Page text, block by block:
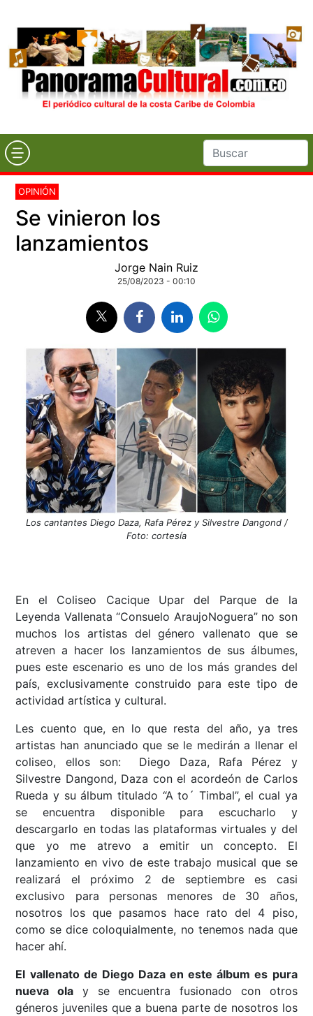
OPINIÓN
Se vinieron los
lanzamientos
Jorge Nain Ruiz
25/08/2023 - 00:10
Los cantantes Diego Daza, Rafa Pérez y Silvestre Dangond /
Foto: cortesía
En el Coliseo Cacique Upar del Parque de la
Leyenda Vallenata “Consuelo AraujoNoguera” no son
muchos los artistas del género vallenato que se
atreven a hacer los lanzamientos de sus álbumes,
pues este escenario es uno de los más grandes del
país, exclusivamente construido para este tipo de
actividad artística y cultural.
Les cuento que, en lo que resta del año, ya tres
artistas han anunciado que se le medirán a llenar el
coliseo, ellos son: Diego Daza, Rafa Pérez y
Silvestre Dangond, Daza con el acordeón de Carlos
Rueda y su álbum titulado “A to´ Timbal”, el cual ya
se encuentra disponible para escucharlo y
descargarlo en todas las plataformas virtuales y del
que yo me atrevo a emitir un concepto. El
lanzamiento en vivo de este trabajo musical que se
realizará el próximo 2 de septiembre es casi
exclusivo para personas menores de 30 años,
nosotros los que pasamos hace rato del 4 piso,
como se dice coloquialmente, no tenemos nada que
hacer ahí.
El vallenato de Diego Daza en este álbum es pura
nueva ola y se encuentra fusionado con otros
géneros juveniles que a buena parte de nosotros los